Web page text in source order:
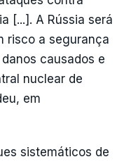
[...]. A Rússia será
risco a segurança
causados e
nuclear de
em
sistemáticos de